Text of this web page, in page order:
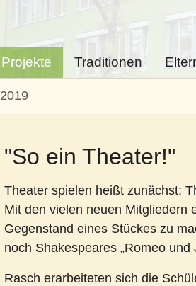
Projekte Traditionen
2019
"So ein Theater!"
Theater spielen heißt zunächst:
Mit den vielen neuen Mitgliedern
Gegenstand eines Stückes zu
noch Shakespeares „Romeo und
Rasch erarbeiteten sich die